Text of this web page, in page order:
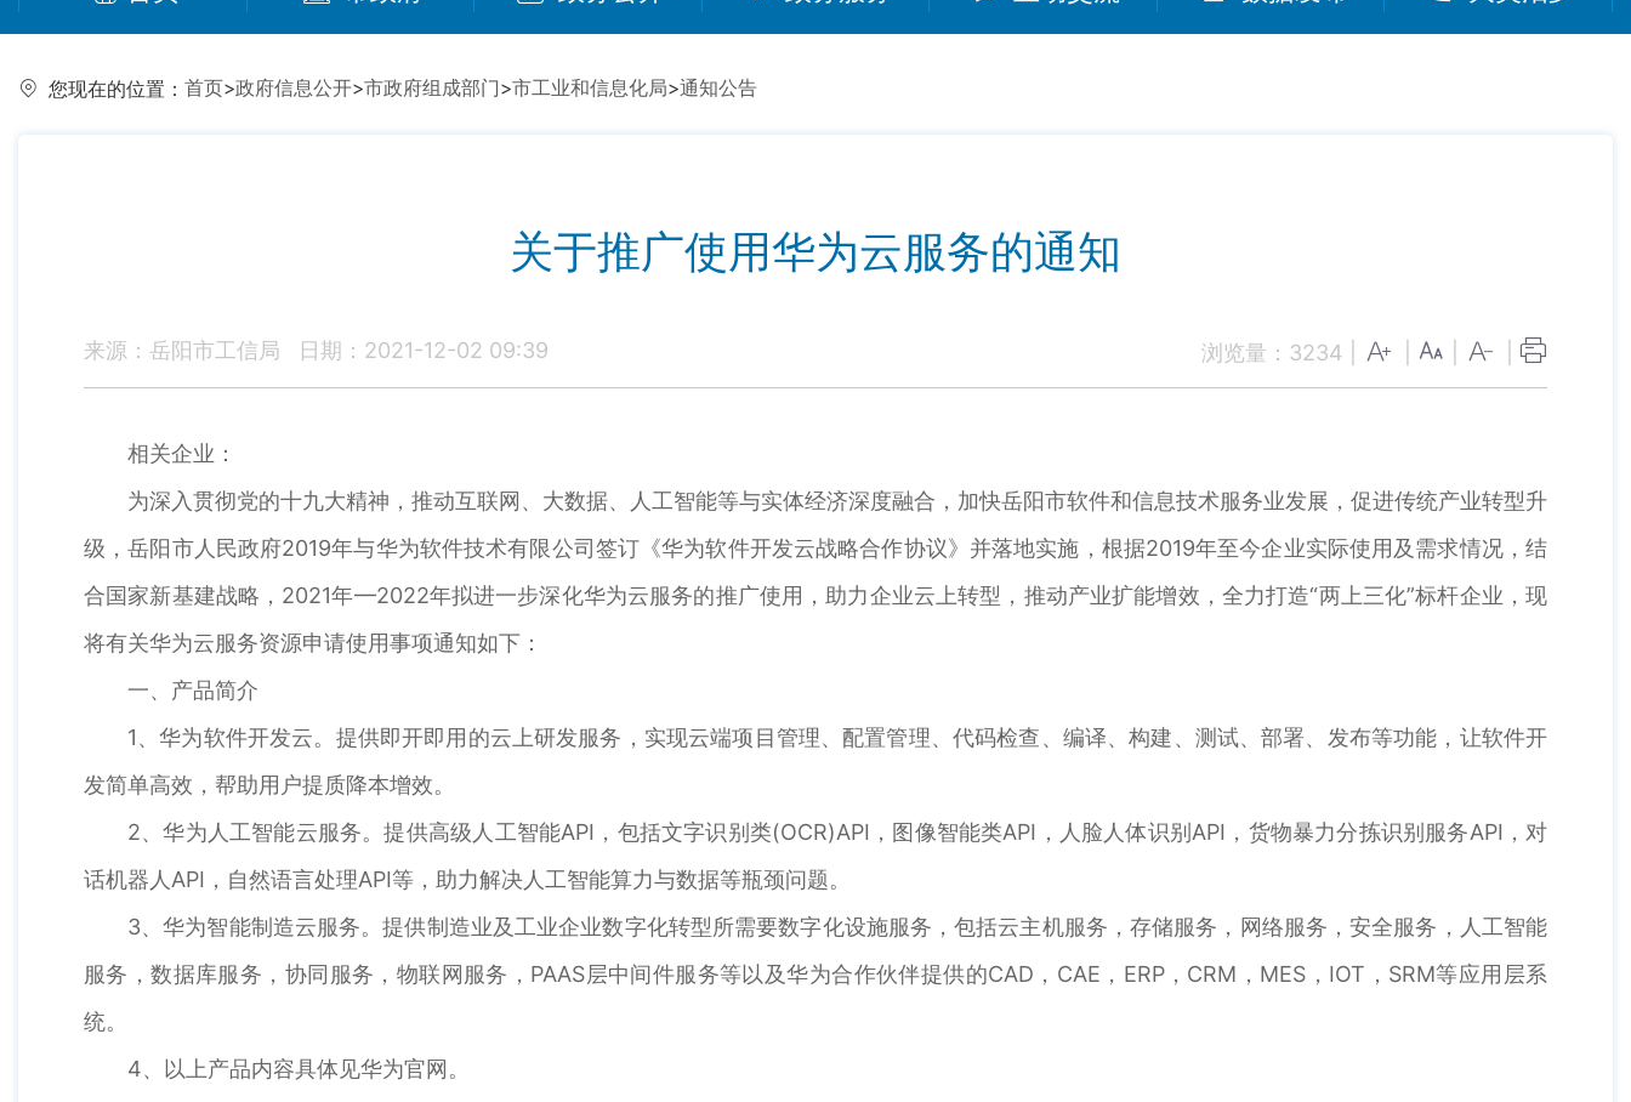
您现在的位置： 首页>政府信息公开>市政府组成部门>市工业和信息化局>通知公告
关于推广使用华为云服务的通知
来源：岳阳市工信局 日期：2021-12-02 09:39 浏览量： 3234
相关企业：
为深入贯彻党的十九大精神，推动互联网、大数据、人工智能等与实体经济深度融合，加快岳阳市软件和信息技术服务业发展，促进传统产业转型升
级，岳阳市人民政府2019年与华为软件技术有限公司签订《华为软件开发云战略合作协议》并落地实施，根据2019年至今企业实际使用及需求情况，结
合国家新基建战略，2021年—2022年拟进一步深化华为云服务的推广使用，助力企业云上转型，推动产业扩能增效，全力打造“两上三化”标杆企业，现
将有关华为云服务资源申请使用事项通知如下：
一、产品简介
1、华为软件开发云。提供即开即用的云上研发服务，实现云端项目管理、配置管理、代码检查、编译、构建、测试、部署、发布等功能，让软件开
发简单高效，帮助用户提质降本增效。
2、华为人工智能云服务。提供高级人工智能API，包括文字识别类(OCR)API，图像智能类API，人脸人体识别API，货物暴力分拣识别服务API，对
话机器人API，自然语言处理API等，助力解决人工智能算力与数据等瓶颈问题。
3、华为智能制造云服务。提供制造业及工业企业数字化转型所需要数字化设施服务，包括云主机服务，存储服务，网络服务，安全服务，人工智能
服务，数据库服务，协同服务，物联网服务，PAAS层中间件服务等以及华为合作伙伴提供的CAD，CAE，ERP，CRM，MES，IOT，SRM等应用层系
统。
4、以上产品内容具体见华为官网。